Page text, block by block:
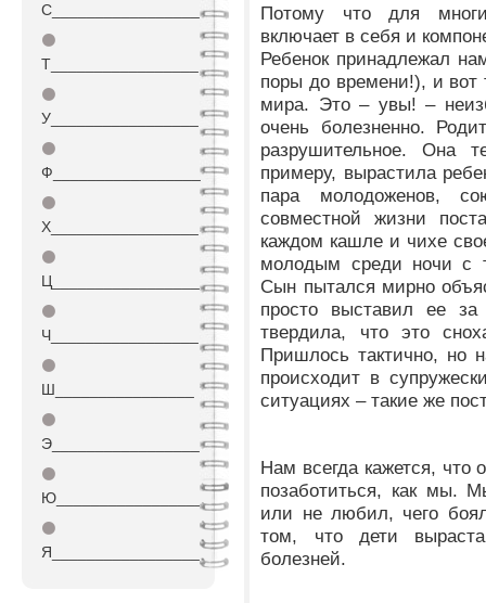
С_________________
⚫
Т_________________
⚫
У_________________
⚫
Ф_________________
⚫
Х_________________
⚫
Ц_________________
⚫
Ч_________________
⚫
Ш________________
⚫
Э_________________
⚫
Ю_________________
⚫
Я_________________
Потому что для
включает в себя и
Ребенок принадлежал
поры до времени!), и вот
мира. Это – увы! –
очень болезненно.
разрушительное. Она
примеру, вырастила
пара молодоженов,
совместной жизни
каждом кашле и чихе
молодым среди ночи с
Сын пытался мирно
просто выставил ее
твердила, что это
Пришлось тактично, но
происходит в
ситуациях – такие же
Нам всегда кажется, что
позаботиться, как мы.
или не любил, чего
том, что дети
болезней.